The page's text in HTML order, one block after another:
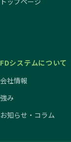
FDシステムについて
会社情報
強み
お知らせ・コラム